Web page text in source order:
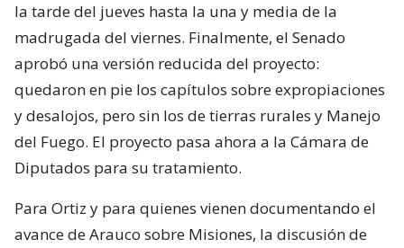
la tarde del jueves hasta la una y media de la
madrugada del viernes. Finalmente, el Senado
aprobó una versión reducida del proyecto:
quedaron en pie los capítulos sobre expropiaciones
y desalojos, pero sin los de tierras rurales y Manejo
del Fuego. El proyecto pasa ahora a la Cámara de
Diputados para su tratamiento.
Para Ortiz y para quienes vienen documentando el
avance de Arauco sobre Misiones, la discusión de